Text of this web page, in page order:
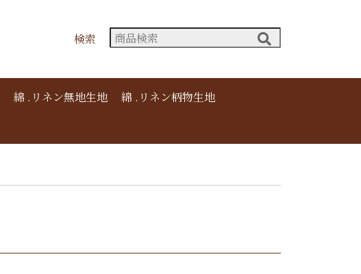
検索
綿 .リネン無地生地
綿 .リネン柄物生地